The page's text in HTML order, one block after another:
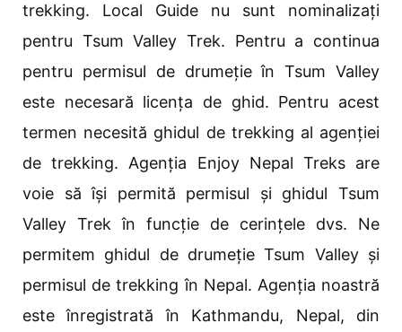
trekking. Local Guide nu sunt nominalizați
pentru Tsum Valley Trek. Pentru a continua
pentru permisul de drumeție în Tsum Valley
este necesară licența de ghid. Pentru acest
termen necesită ghidul de trekking al agenției
de trekking. Agenția Enjoy Nepal Treks are
voie să își permită permisul și ghidul Tsum
Valley Trek în funcție de cerințele dvs. Ne
permitem ghidul de drumeție Tsum Valley și
permisul de trekking în Nepal. Agenția noastră
este înregistrată în Kathmandu, Nepal, din